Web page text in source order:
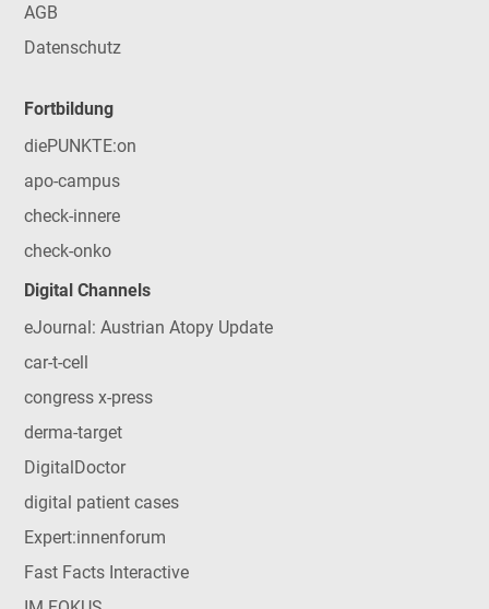
AGB
Datenschutz
Fortbildung
diePUNKTE:on
apo-campus
check-innere
check-onko
Digital Channels
eJournal: Austrian Atopy Update
car-t-cell
congress x-press
derma-target
DigitalDoctor
digital patient cases
Expert:innenforum
Fast Facts Interactive